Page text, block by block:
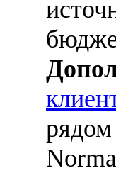
рядом